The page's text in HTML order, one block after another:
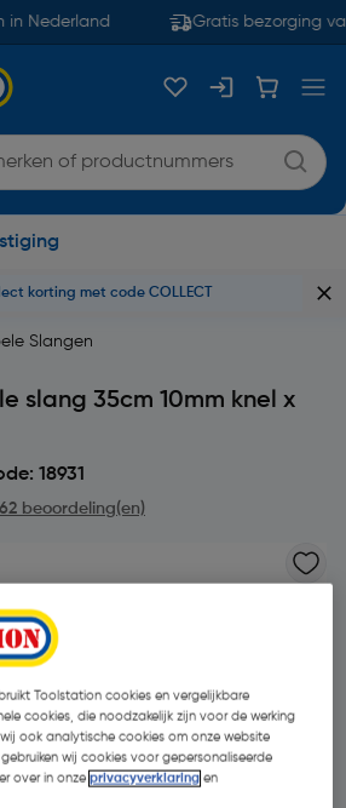
Nederland Gratis bezorging
korting met code COLLECT
Slangen
slang 35cm 10mm knel x
18931
beoordeling(en)
Toolstation cookies en vergelijkbare
cookies, die noodzakelijk zijn voor de werking
ook analytische cookies om onze website
wij cookies voor gepersonaliseerde
over in onzeprivacyverklaring en